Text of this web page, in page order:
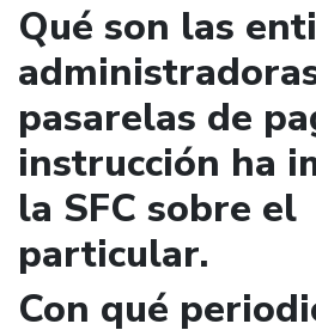
Qué son las
pasarelas de
instrucción ha
la SFC sobre el
particular.
Con qué